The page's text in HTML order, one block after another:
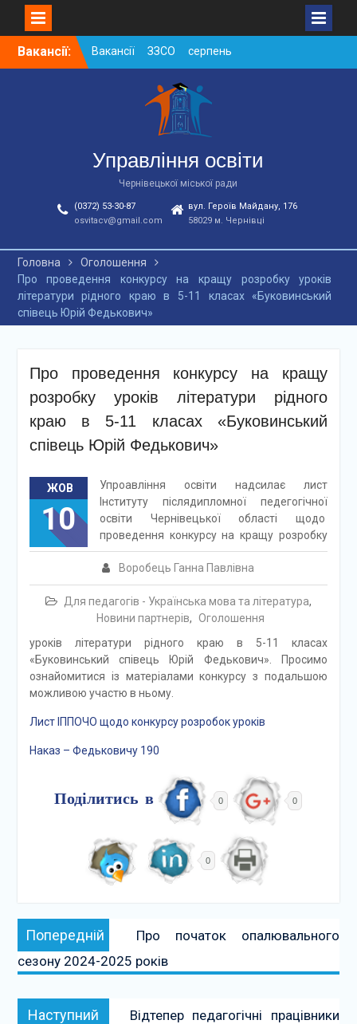
SkipВакансії:
Вакансії ЗЗСО серпень
2026
Вакансії ЗЗСО червень
Вакансії у ЗДО та
дошкільних підрозділах
ЗЗСО станом на
01.08.2026 р.
Управління освіти
Чернівецької міської ради
(0372) 53-30-87
osvitacv@gmail.com
вул. Героїв Майдану, 176
58029 м. Чернівці
Головна
Оголошення
Про проведення конкурсу на кращу розробку уроків
літератури рідного краю в 5-11 класах «Буковинський
співець Юрій Федькович»
Про проведення конкурсу на кращу
розробку уроків літератури рідного
краю в 5-11 класах «Буковинський
співець Юрій Федькович»
ЖОВ
10
Воробець Ганна Павлівна
Для педагогів - Українська мова та література,
Новини партнерів, Оголошення
Упроавління освіти надсилає лист
Інституту післядипломної педегогічної
освіти Чернівецької області щодо
проведення конкурсу на кращу розробку
уроків літератури рідного краю в 5-11 класах
«Буковинський співець Юрій Федькович». Просимо
ознайомитися із матеріалами конкурсу з подальшою
можливою участю в ньому.
Лист ІППОЧО щодо конкурсу розробок уроків
Наказ – Федьковичу 190
Поділитись в 0 0
0
Навігація
записів
Попередній Попередній:
Про початок опалювального
сезону 2024-2025 років
Наступний Наступний:
Відтепер педагогічні працівники